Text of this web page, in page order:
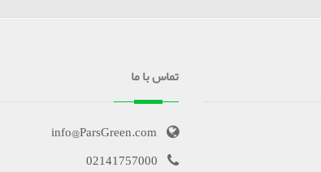
تماس با ما
info@ParsGreen.com
02141757000